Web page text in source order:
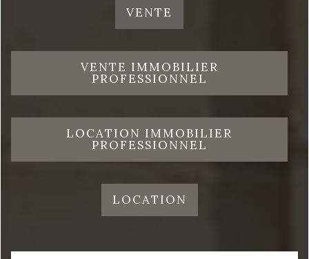
VENTE
VENTE IMMOBILIER
PROFESSIONNEL
LOCATION IMMOBILIER
PROFESSIONNEL
LOCATION